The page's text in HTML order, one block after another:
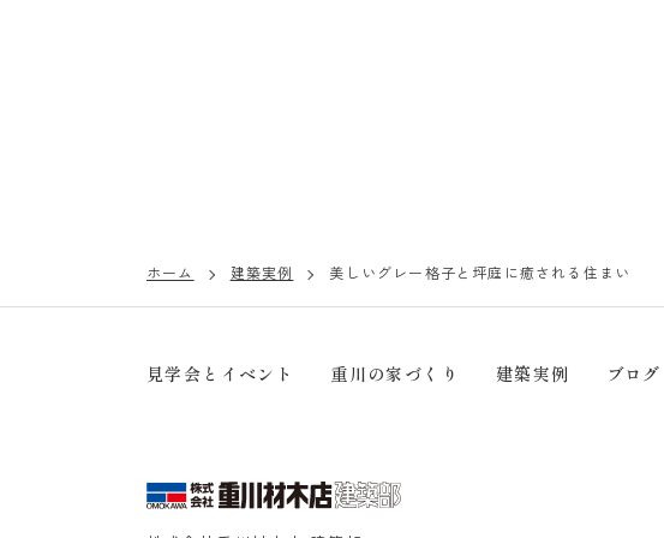
ホーム 建築実例 美しいグレー格子と坪庭に癒される住まい
見学会とイベント 重川の家づくり 建築実例 ブログ